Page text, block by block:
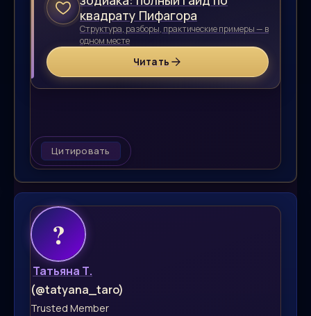
квадрату Пифагора
Структура, разборы, практические примеры — в
одном месте
Читать
Цитировать
Татьяна Т.
(@tatyana_taro)
Trusted Member